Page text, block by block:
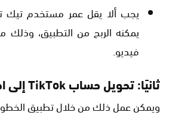
يمكنه الربح من التطبيق،
فيديو.
ثانيًا: تحويل حساب TikTok إلى احترافي
ويمكن عمل ذلك من خلال تطبيق